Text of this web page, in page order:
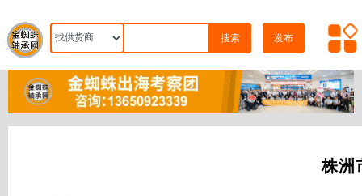
搜索 发布
株洲